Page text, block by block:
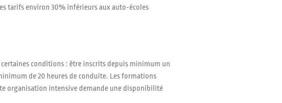
tarifs environ 30% inférieurs aux auto-écoles
conditions : être inscrits depuis minimum un
de 20 heures de conduite. Les formations
organisation intensive demande une disponibilité